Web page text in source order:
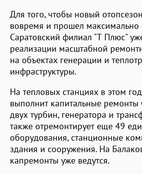
Для того, чтобы новый
вовремя и прошел максимально
Саратовский филиал "Т Плюс"
реализации масштабной
на объектах генерации и
инфраструктуры.
На тепловых станциях в этом
выполнит капитальные ремонты
двух турбин, генератора и
также отремонтирует еще 49
оборудования, станционные
здания и сооружения. На
капремонты уже ведутся.